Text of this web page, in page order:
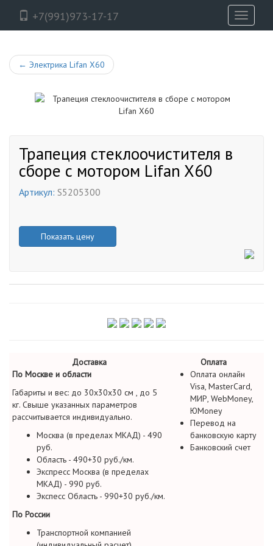
+7(991)973-17-17
Toggle
← Электрика Lifan X60
Трапеция стеклоочистителя в
сборе с мотором Lifan X60
Артикул: S5205300
Показать цену
Доставка
Оплата
По Москве и области
Габариты и вес: до 30х30х30 см , до 5
кг. Свыше указанных параметров
рассчитывается индивидуально.
Москва (в пределах МКАД) - 490
руб.
Область - 490+30 руб./км.
Экспресс Москва (в пределах
МКАД) - 990 руб.
Экспесс Область - 990+30 руб./км.
По России
Транспортной компанией
Оплата онлайн
Visa, MasterCard,
МИР, WebMoney,
ЮMoney
Перевод на
банковскую карту
Банковский счет